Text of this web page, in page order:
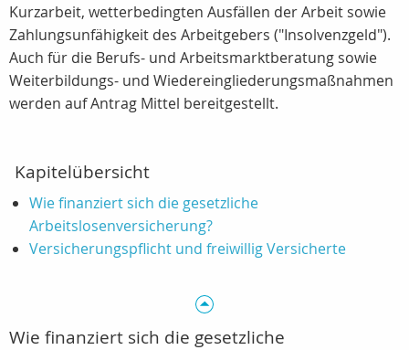
Kurzarbeit, wetterbedingten Ausfällen der Arbeit sowie
Zahlungsunfähigkeit des Arbeitgebers ("Insolvenzgeld").
Auch für die Berufs- und Arbeitsmarktberatung sowie
Weiterbildungs- und Wiedereingliederungsmaßnahmen
werden auf Antrag Mittel bereitgestellt.
Kapitelübersicht
Wie finanziert sich die gesetzliche
Arbeitslosenversicherung?
Versicherungspflicht und freiwillig Versicherte
Wie finanziert sich die gesetzliche